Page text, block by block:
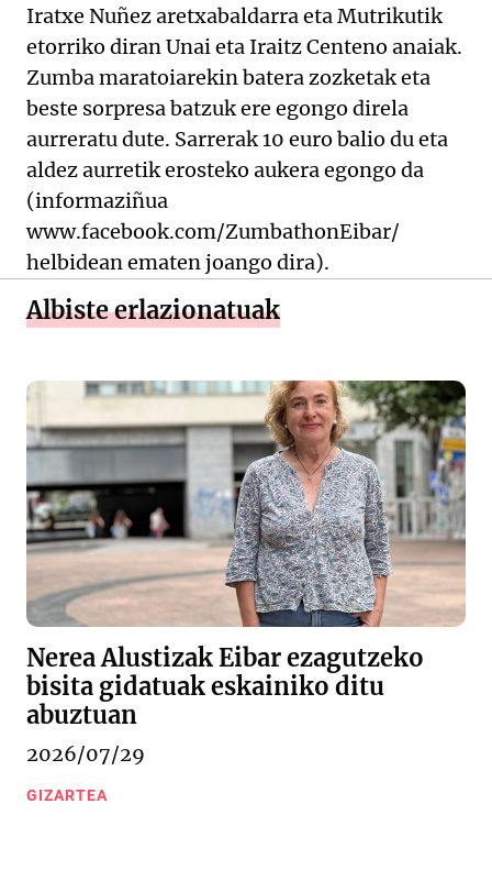
Iratxe Nuñez aretxabaldarra eta Mutrikutik
etorriko diran Unai eta Iraitz Centeno anaiak.
Zumba maratoiarekin batera zozketak eta
beste sorpresa batzuk ere egongo direla
aurreratu dute. Sarrerak 10 euro balio du eta
aldez aurretik erosteko aukera egongo da
(informaziñua
www.facebook.com/ZumbathonEibar/
helbidean ematen joango dira).
Albiste erlazionatuak
Nerea Alustizak Eibar ezagutzeko
bisita gidatuak eskainiko ditu
abuztuan
2026/07/29
GIZARTEA